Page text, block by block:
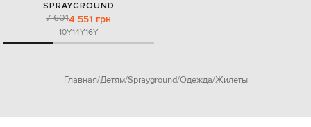
SPRAYGROUND
7 6014 551 грн
10Y14Y16Y
Главная Детям Sprayground Одежда Жилеты